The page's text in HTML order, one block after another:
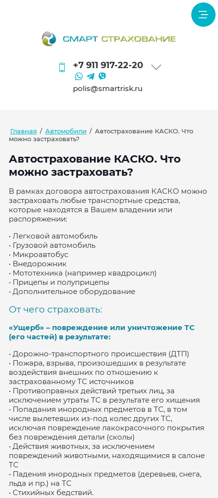
+7 911 917-22-20
polis@smartrisk.ru
Главная / Автомобили / Автострахование КАСКО. Что
можно застраховать?
Автострахование КАСКО. Что
можно застраховать?
В рамках договора автострахования КАСКО можно
застраховать любые транспортные средства,
которые находятся в Вашем владении или
распоряжении:
• Легковой автомобиль
• Грузовой автомобиль
• Микроавтобус
• Внедорожник
• Мототехника (например квадроцикл)
• Прицепы и полуприцепы
• Дополнительное оборудование
От чего страховать:
«Ущерб» – повреждение или уничтожение ТС
(его частей) в результате:
• Дорожно-транспортного происшествия (ДТП)
• Пожара, взрыва, произошедших в результате
воздействия внешних по отношению к
застрахованному ТС источников
• Противоправных действий третьих лиц, за
исключением утраты ТС в результате его хищения
• Попадания инородных предметов в ТС, в том
числе вылетевших из-под колес других ТС,
исключая повреждение лакокрасочного покрытия
без повреждения детали (сколы)
• Действия животных, за исключением
повреждений животными, находящимися в салоне
ТС
• Падения инородных предметов (деревьев, снега,
льда и пр.) на ТС
• Стихийных бедствий.